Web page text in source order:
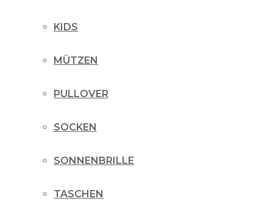
KIDS
MÜTZEN
PULLOVER
SOCKEN
SONNENBRILLE
TASCHEN